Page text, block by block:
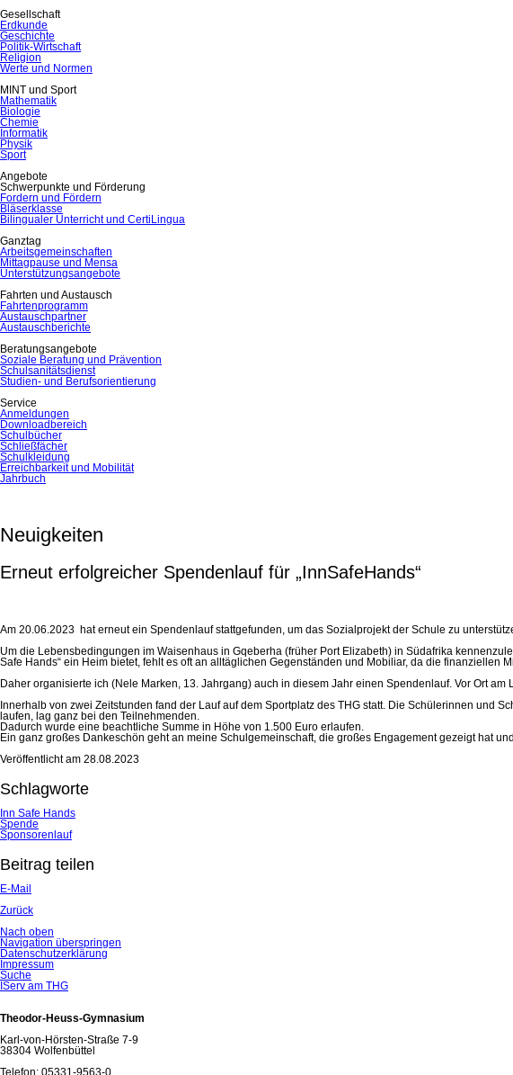
Gesellschaft
Erdkunde
Geschichte
Politik-Wirtschaft
Religion
Werte und Normen
MINT und Sport
Mathematik
Biologie
Chemie
Informatik
Physik
Sport
Angebote
Schwerpunkte und Förderung
Fordern und Fördern
Bläserklasse
Bilingualer Unterricht und CertiLingua
Ganztag
Arbeitsgemeinschaften
Mittagpause und Mensa
Unterstützungsangebote
Fahrten und Austausch
Fahrtenprogramm
Austauschpartner
Austauschberichte
Beratungsangebote
Soziale Beratung und Prävention
Schulsanitätsdienst
Studien- und Berufsorientierung
Service
Anmeldungen
Downloadbereich
Schulbücher
Schließfächer
Schulkleidung
Erreichbarkeit und Mobilität
Jahrbuch
Neuigkeiten
Erneut erfolgreicher Spendenlauf für „InnSafeHands“
Am 20.06.2023 hat erneut ein Spendenlauf stattgefunden, um das Sozialprojekt der Schule zu
Um die Lebensbedingungen im Waisenhaus in Gqeberha (früher Port Elizabeth) in Südafrika
Safe Hands“ ein Heim bietet, fehlt es oft an alltäglichen Gegenständen und Mobiliar, da die finanziellen
Daher organisierte ich (Nele Marken, 13. Jahrgang) auch in diesem Jahr einen Spendenlauf. Vor Ort
Innerhalb von zwei Zeitstunden fand der Lauf auf dem Sportplatz des THG statt. Die Schülerinnen und
laufen, lag ganz bei den Teilnehmenden.
Dadurch wurde eine beachtliche Summe in Höhe von 1.500 Euro erlaufen.
Ein ganz großes Dankeschön geht an meine Schulgemeinschaft, die großes Engagement gezeigt hat
Veröffentlicht am 28.08.2023
Schlagworte
Inn Safe Hands
Spende
Sponsorenlauf
Beitrag teilen
E-Mail
Zurück
Nach oben
Navigation überspringen
Datenschutzerklärung
Impressum
Suche
IServ am THG
Theodor-Heuss-Gymnasium
Karl-von-Hörsten-Straße 7-9
38304 Wolfenbüttel
Telefon: 05331-9563-0